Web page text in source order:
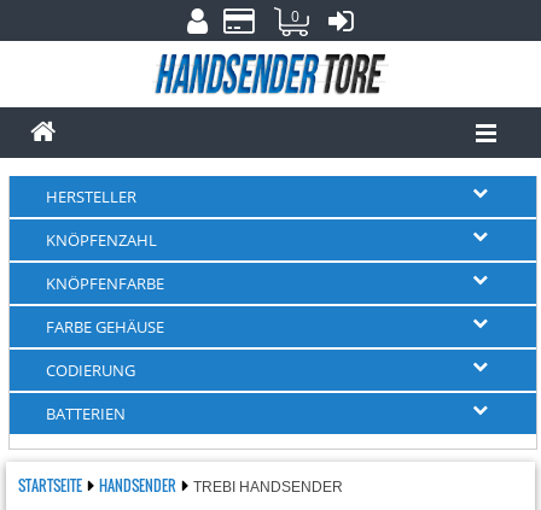
0
HERSTELLER
KNÖPFENZAHL
KNÖPFENFARBE
FARBE GEHÄUSE
CODIERUNG
BATTERIEN
STARTSEITE HANDSENDER TREBI HANDSENDER